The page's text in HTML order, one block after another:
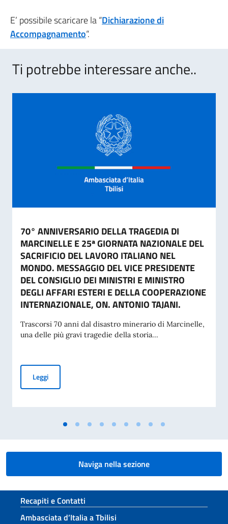
E’ possibile scaricare la “Dichiarazione di
Accompagnamento“.
Ti potrebbe interessare anche..
70° ANNIVERSARIO DELLA TRAGEDIA DI
MARCINELLE E 25ª GIORNATA NAZIONALE DEL
SACRIFICIO DEL LAVORO ITALIANO NEL
MONDO. MESSAGGIO DEL VICE PRESIDENTE
DEL CONSIGLIO DEI MINISTRI E MINISTRO
DEGLI AFFARI ESTERI E DELLA COOPERAZIONE
INTERNAZIONALE, ON. ANTONIO TAJANI.
Trascorsi 70 anni dal disastro minerario di Marcinelle,
una delle più gravi tragedie della storia...
Leggi70° ANNIVERSARIO DELLA TRAGEDIA DI MARCINELLE E
Naviga nella sezione
Sezione footer
Recapiti e Contatti
Ambasciata d’Italia a Tbilisi